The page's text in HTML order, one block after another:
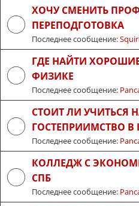
ХОЧУ СМЕНИТЬ
ПЕРЕПОДГОТОВКА
Последнее сообщение:
ГДЕ НАЙТИ
ФИЗИКЕ
Последнее сообщение:
СТОИТ ЛИ УЧИТЬСЯ
ГОСТЕПРИИМСТВО В
Последнее сообщение:
КОЛЛЕДЖ С
СПБ
Последнее сообщение: